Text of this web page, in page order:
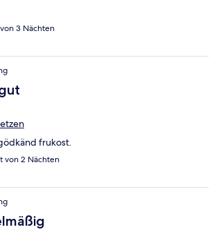
3 Nächten
frukost.
von 2 Nächten